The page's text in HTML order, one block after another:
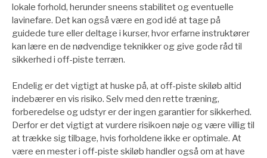
lokale forhold, herunder sneens stabilitet og eventuelle
lavinefare. Det kan også være en god idé at tage på
guidede ture eller deltage i kurser, hvor erfarne instruktører
kan lære en de nødvendige teknikker og give gode råd til
sikkerhed i off-piste terræn.
Endelig er det vigtigt at huske på, at off-piste skiløb altid
indebærer en vis risiko. Selv med den rette træning,
forberedelse og udstyr er der ingen garantier for sikkerhed.
Derfor er det vigtigt at vurdere risikoen nøje og være villig til
at trække sig tilbage, hvis forholdene ikke er optimale. At
være en mester i off-piste skiløb handler også om at have